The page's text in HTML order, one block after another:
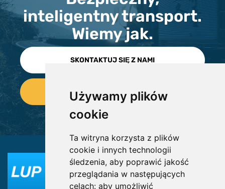
Używamy plików
cookie
Ta witryna korzysta z plików
cookie i innych technologii
śledzenia, aby poprawić jakość
przeglądania w następujących
celach: aby umożliwić
inteligentny transport.
Wiemy jak.
SKONTAKTUJ SIĘ Z NAMI